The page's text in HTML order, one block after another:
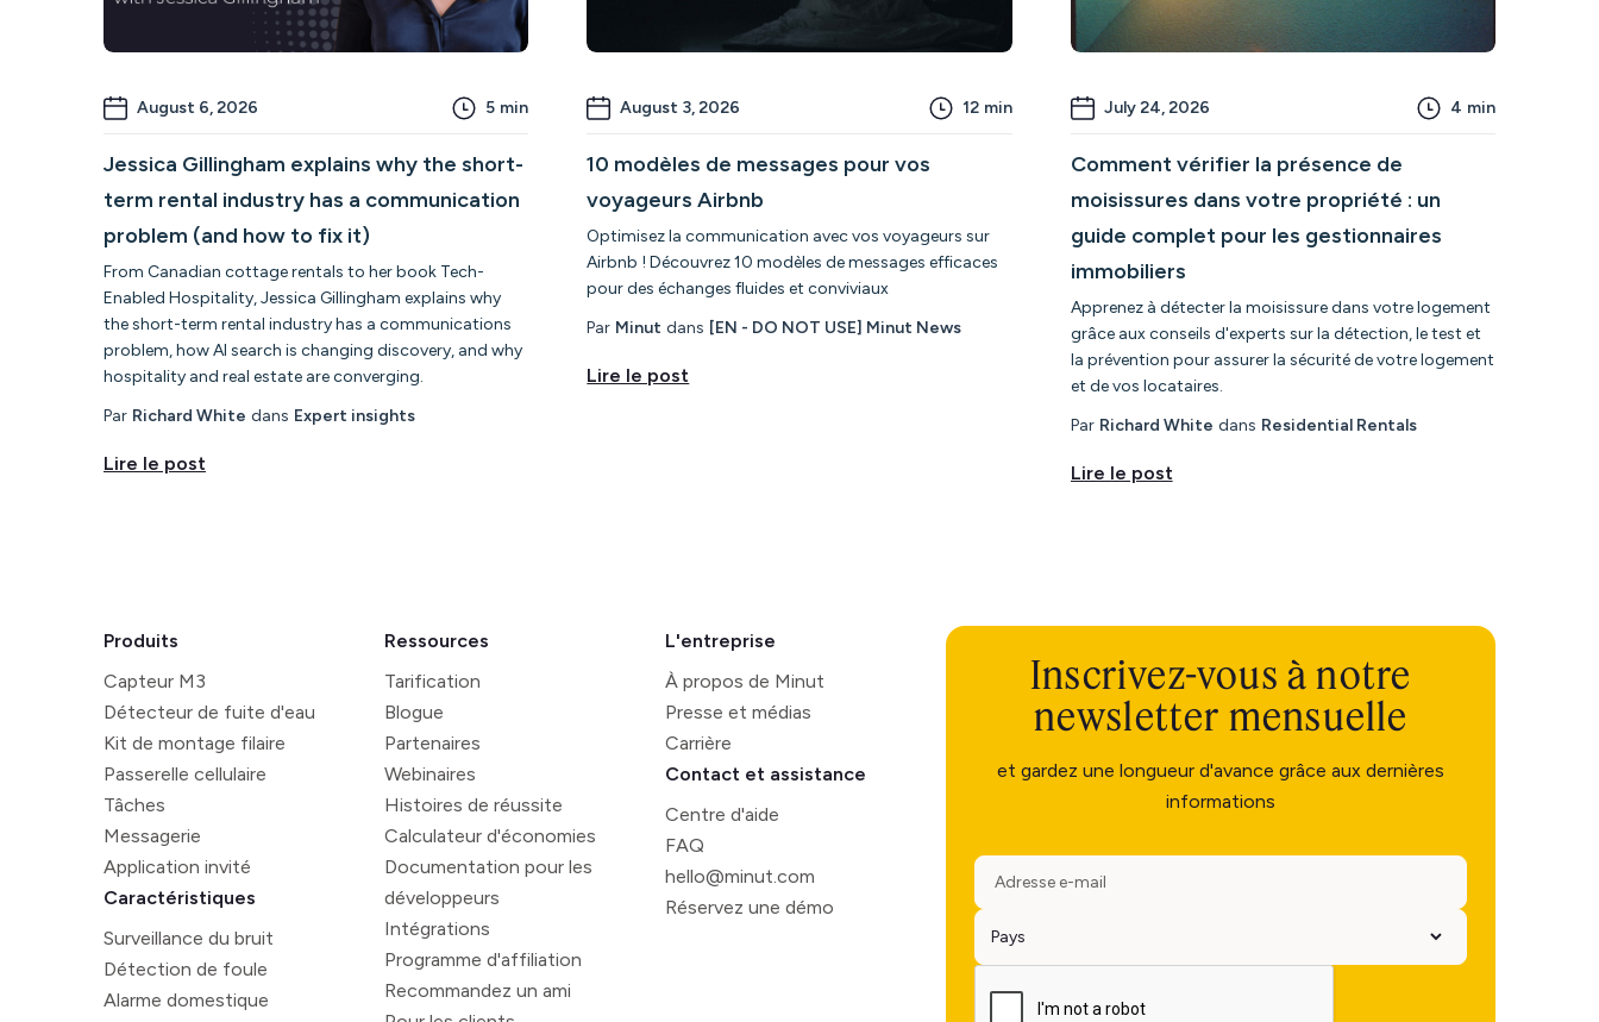
August 6, 2026 5 min
Jessica Gillingham explains why the short-
term rental industry has a communication
problem (and how to fix it)
From Canadian cottage rentals to her book Tech-
Enabled Hospitality, Jessica Gillingham explains why
the short-term rental industry has a communications
problem, how AI search is changing discovery, and why
hospitality and real estate are converging.
Par Richard White dans Expert insights
Lire le post
August 3, 2026 12 min
10 modèles de messages pour vos
voyageurs Airbnb
Optimisez la communication avec vos voyageurs sur
Airbnb ! Découvrez 10 modèles de messages efficaces
pour des échanges fluides et conviviaux
Par Minut dans [EN - DO NOT USE] Minut News
Lire le post
July 24, 2026 4 min
Comment vérifier la présence de
moisissures dans votre propriété : un
guide complet pour les gestionnaires
immobiliers
Apprenez à détecter la moisissure dans votre logement
grâce aux conseils d'experts sur la détection, le test et
la prévention pour assurer la sécurité de votre logement
et de vos locataires.
Par Richard White dans Residential Rentals
Lire le post
Produits
Capteur M3
Détecteur de fuite d'eau
Kit de montage filaire
Passerelle cellulaire
Tâches
Messagerie
Application invité
Caractéristiques
Surveillance du bruit
Détection de foule
Alarme domestique
Ressources
Tarification
Blogue
Partenaires
Webinaires
Histoires de réussite
Calculateur d'économies
Documentation pour les
développeurs
Intégrations
Programme d'affiliation
Recommandez un ami
L'entreprise
À propos de Minut
Presse et médias
Carrière
Contact et assistance
Centre d'aide
FAQ
hello@minut.com
Réservez une démo
Inscrivez-vous à notre
newsletter mensuelle
et gardez une longueur d'avance grâce aux dernières
informations